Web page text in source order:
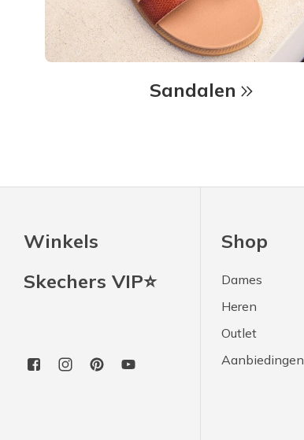
Sandalen
Winkels
Skechers VIP⭐
Shop
Dames
Heren
Outlet
Aanbiedingen